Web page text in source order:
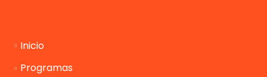
Inicio
Programas